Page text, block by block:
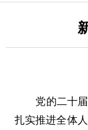
党的二十届
扎实推进全体